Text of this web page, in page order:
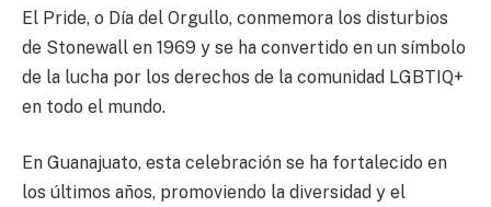
El Pride, o Día del Orgullo, conmemora los disturbios
de Stonewall en 1969 y se ha convertido en un símbolo
de la lucha por los derechos de la comunidad LGBTIQ+
en todo el mundo.
En Guanajuato, esta celebración se ha fortalecido en
los últimos años, promoviendo la diversidad y el